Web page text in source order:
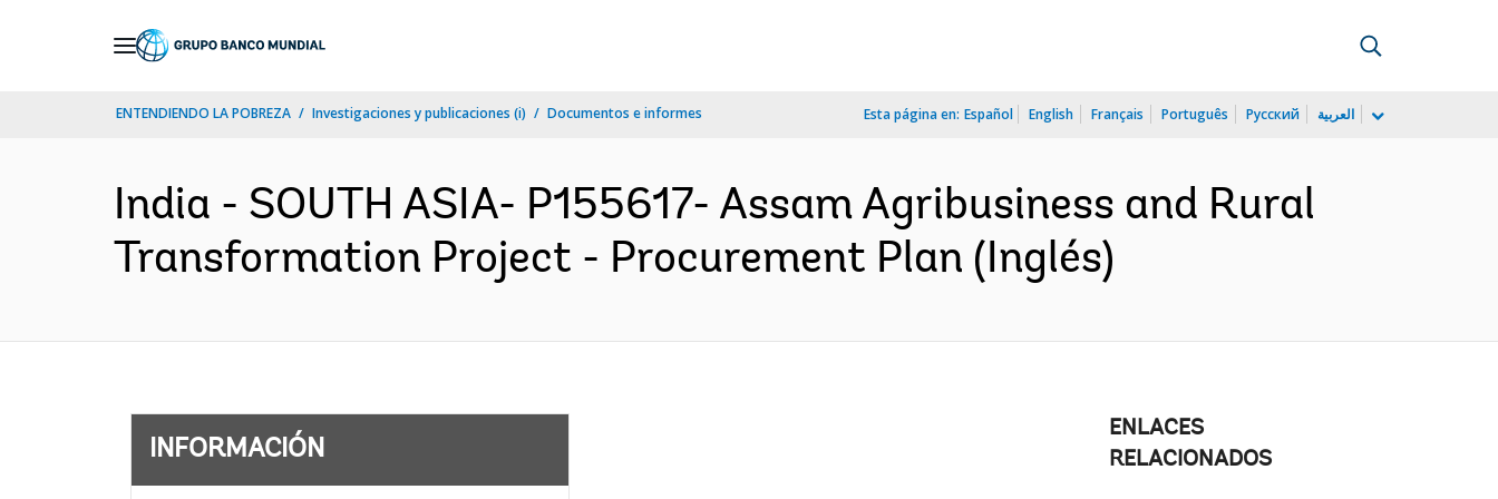
ENTENDIENDO LA POBREZA Investigaciones y publicaciones (i) Documentos e informes Esta página en: Español English Français Português Русский العربية
India - SOUTH ASIA- P155617- Assam Agribusiness and Rural
Transformation Project - Procurement Plan (Inglés)
INFORMACIÓN
ENLACES
RELACIONADOS